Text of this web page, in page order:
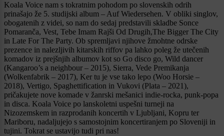
Koala Voice nam s tokratnim pohodom po slovenskih odrih
prinašajo že 5. studijski album – Auf Wiedersehen. V obliki singlov,
obogatenih z videi, so nam do sedaj predstavili skladbe Sonce
Pomaranča, Vest, Tebe Imam Rajši Od Drugih,The Bigger The City
in Late For The Party. Ob spremljavi njihove žmohtne odrske
prezence in nalezljivih kitarskih riffov pa lahko poleg že utečenih
komadov iz prejšnjih albumov kot so Go disco go, Wild dancer
(Kangaroo’s a neighbour – 2015), Sierra, Vede Premikanja
(Wolkenfabrik – 2017), Ker tu je vse tako lepo (Woo Horsie –
2018), Vertigo, Spaghettification in Vukovi (Plata – 2021),
pričakujete nove komade v žanrski mešanici indie-rocka, punk-popa
in disca. Koala Voice po lanskoletni uspešni turneji na
Nizozemskem in razprodanih koncertih v Ljubljani, Kopru ter
Mariboru, nadaljujejo s samostojnim koncertiranjem po Sloveniji in
tujini. Tokrat se ustavijo tudi pri nas!